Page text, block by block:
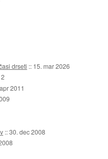
drseti :: 15. mar 2026
2011
::30. dec 2008